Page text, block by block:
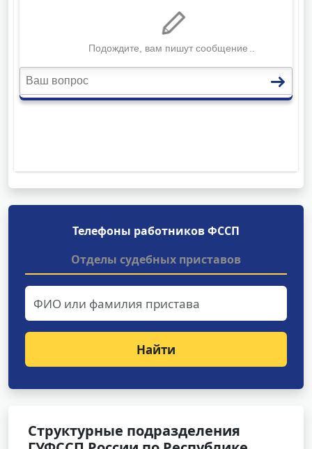
Телефоны работников ФССП
Отделы судебных приставов
Найти
Структурные подразделения